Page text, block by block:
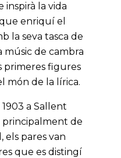
inspirà la vida
enriquí el
la seva tasca de
músic de cambra
primeres figures
món de la lírica.
a Sallent
principalment de
els pares van
que es distingí